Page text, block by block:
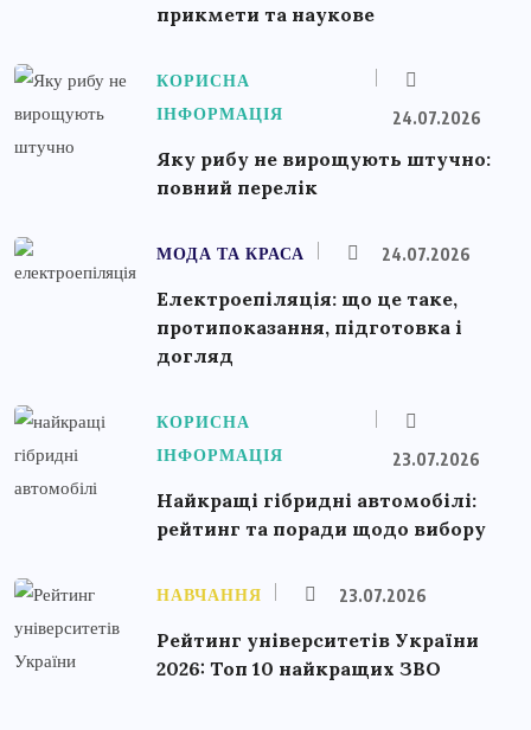
прикмети та наукове
КОРИСНА
ІНФОРМАЦІЯ
24.07.2026
Яку рибу не вирощують штучно:
повний перелік
МОДА ТА КРАСА 24.07.2026
Електроепіляція: що це таке,
протипоказання, підготовка і
догляд
КОРИСНА
ІНФОРМАЦІЯ
23.07.2026
Найкращі гібридні автомобілі:
рейтинг та поради щодо вибору
НАВЧАННЯ 23.07.2026
Рейтинг університетів України
2026: Топ 10 найкращих ЗВО